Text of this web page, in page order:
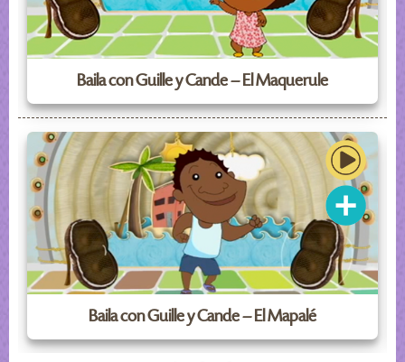
Baila con Guille y Cande – El Maquerule
Baila con Guille y Cande – El Mapalé